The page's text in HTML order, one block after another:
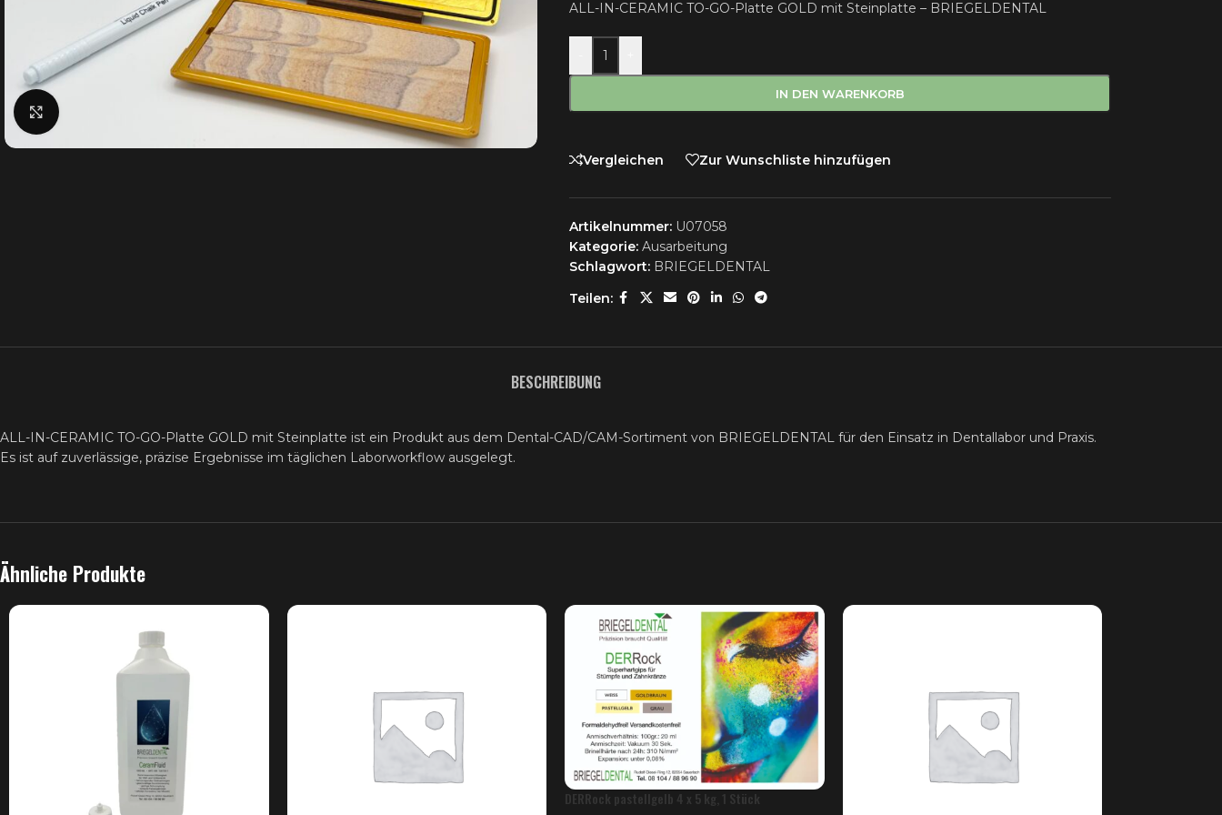
ALL-IN-CERAMIC TO-GO-Platte GOLD mit Steinplatte – BRIEGELDENTAL
IN DEN WARENKORB
Vergleichen Zur Wunschliste hinzufügen
Artikelnummer: U07058
Kategorie: Ausarbeitung
Schlagwort: BRIEGELDENTAL
Teilen:
BESCHREIBUNG
ALL-IN-CERAMIC TO-GO-Platte GOLD mit Steinplatte ist ein Produkt aus dem Dental-CAD/CAM-Sortiment von BRIEGELDENTAL für den Einsatz in Dentallabor und Praxis.
Es ist auf zuverlässige, präzise Ergebnisse im täglichen Laborworkflow ausgelegt.
Ähnliche Produkte
DERRock pastellgelb 4 x 5 kg, 1 Stück